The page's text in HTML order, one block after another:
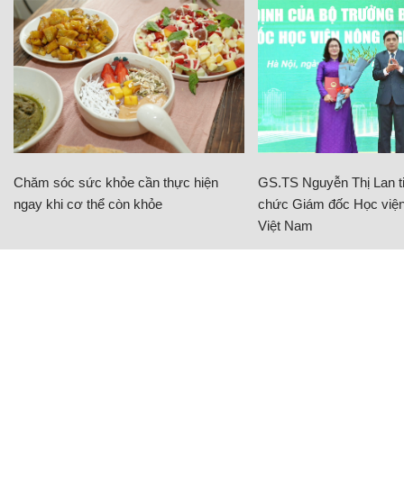
Chăm sóc sức khỏe cần thực hiện
ngay khi cơ thể còn khỏe
GS.TS Nguyễn Thị Lan
chức Giám đốc Học
Việt Nam